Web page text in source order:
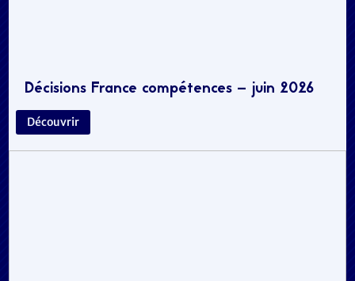
Décisions France compétences – juin 2026
Découvrir